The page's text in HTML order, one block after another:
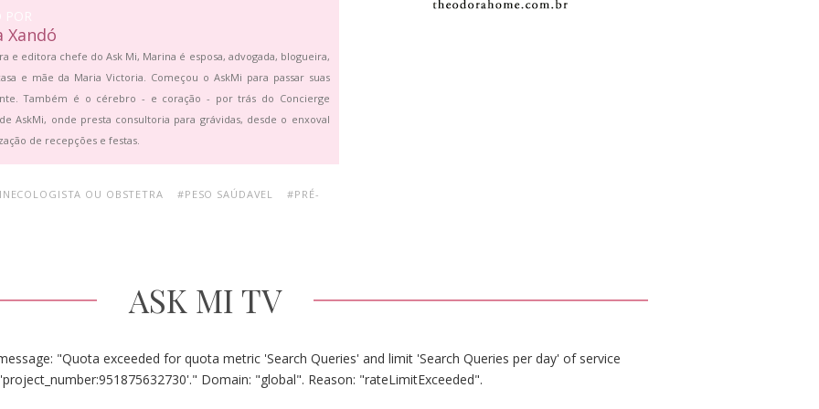
POR
Xandó
e editora chefe do Ask Mi, Marina é esposa, advogada, blogueira,
e mãe da Maria Victoria. Começou o AskMi para passar suas
Também é o cérebro - e coração - por trás do Concierge
AskMi, onde presta consultoria para grávidas, desde o enxoval
de recepções e festas.
OU OBSTETRA #PESO SAÚDAVEL #PRÉ-
ASK MI TV
"Quota exceeded for quota metric 'Search Queries' and limit 'Search Queries per day' of service
Domain: "global". Reason: "rateLimitExceeded".